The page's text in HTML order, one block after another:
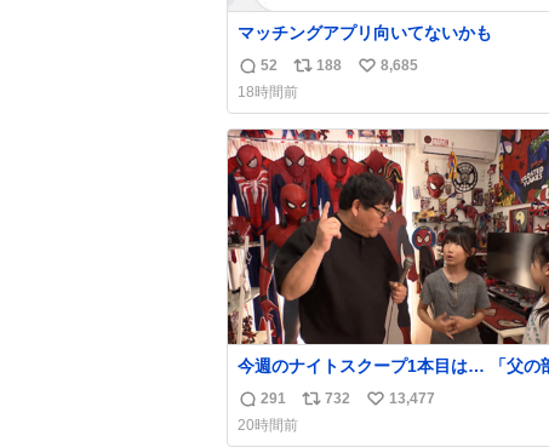
マッチングアプリ向いてないかも
返
信
数
52
リ
ポ
ス
ト
数
188
い
ね
数
8,685
18時間前
今週のナイトスクープ1本目は… 「父の部屋
を奪いたい姉妹」
返
信
291
リ
732
い
13,477
20時間前